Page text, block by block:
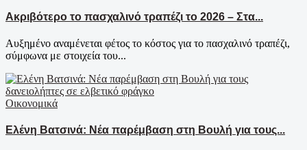
Ακριβότερο το πασχαλινό τραπέζι το 2026 – Στα...
Αυξημένο αναμένεται φέτος το κόστος για το πασχαλινό τραπέζι,
σύμφωνα με στοιχεία του...
Οικονομικά
Ελένη Βατσινά: Νέα παρέμβαση στη Βουλή για τους...